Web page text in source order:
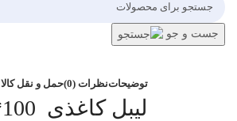
جست و جو
توضیحاتنظرات (0) حمل و نقل کالا
لیبل کاغذی 100*80 تک ردیفه 500 عددی